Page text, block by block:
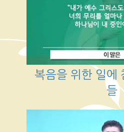
복음을 위한 일에
들